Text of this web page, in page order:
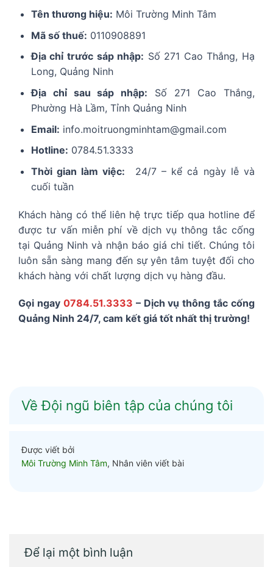
Tên thương hiệu: Môi Trường Minh Tâm
Mã số thuế: 0110908891
Địa chỉ trước sáp nhập: Số 271 Cao Thắng, Hạ
Long, Quảng Ninh
Địa chỉ sau sáp nhập: Số 271 Cao Thắng,
Phường Hà Lầm, Tỉnh Quảng Ninh
Email: info.moitruongminhtam@gmail.com
Hotline: 0784.51.3333
Thời gian làm việc: 24/7 – kể cả ngày lễ và
cuối tuần
Khách hàng có thể liên hệ trực tiếp qua hotline để
được tư vấn miễn phí về dịch vụ thông tắc cống
tại Quảng Ninh và nhận báo giá chi tiết. Chúng tôi
luôn sẵn sàng mang đến sự yên tâm tuyệt đối cho
khách hàng với chất lượng dịch vụ hàng đầu.
Gọi ngay0784.51.3333 – Dịch vụ thông tắc cống
Quảng Ninh 24/7, cam kết giá tốt nhất thị trường!
Về Đội ngũ biên tập của chúng tôi
Được viết bởi
Môi Trường Minh Tâm, Nhân viên viết bài
Để lại một bình luận